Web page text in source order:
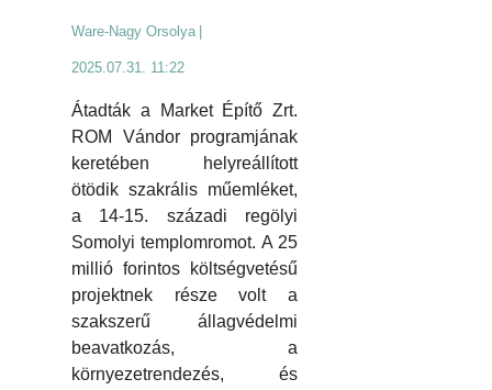
Ware-Nagy Orsolya
2025.07.31. 11:22
Átadták a Market Építő Zrt.
ROM Vándor programjának
keretében helyreállított
ötödik szakrális műemléket,
a 14-15. századi regölyi
Somolyi templomromot. A 25
millió forintos költségvetésű
projektnek része volt a
szakszerű állagvédelmi
beavatkozás, a
környezetrendezés, és